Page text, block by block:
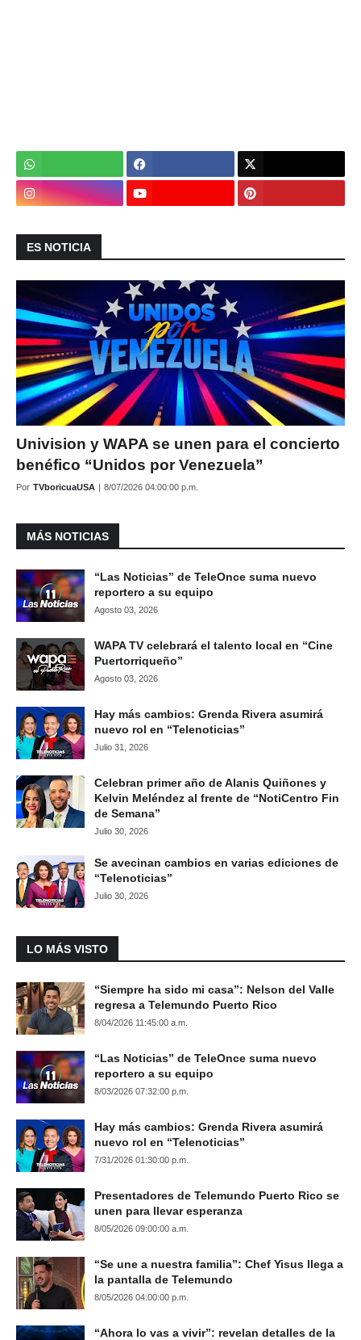
ES NOTICIA
Univision y WAPA se unen para el concierto
benéfico “Unidos por Venezuela”
Por TVboricuaUSA | 8/07/2026 04:00:00 p.m.
MÁS NOTICIAS
“Las Noticias” de TeleOnce suma nuevo
reportero a su equipo
Agosto 03, 2026
WAPA TV celebrará el talento local en “Cine
Puertorriqueño”
Agosto 03, 2026
Hay más cambios: Grenda Rivera asumirá
nuevo rol en “Telenoticias”
Julio 31, 2026
Celebran primer año de Alanis Quiñones y
Kelvin Meléndez al frente de “NotiCentro Fin
de Semana”
Julio 30, 2026
Se avecinan cambios en varias ediciones de
“Telenoticias”
Julio 30, 2026
LO MÁS VISTO
“Siempre ha sido mi casa”: Nelson del Valle
regresa a Telemundo Puerto Rico
8/04/2026 11:45:00 a.m.
“Las Noticias” de TeleOnce suma nuevo
reportero a su equipo
8/03/2026 07:32:00 p.m.
Hay más cambios: Grenda Rivera asumirá
nuevo rol en “Telenoticias”
7/31/2026 01:30:00 p.m.
Presentadores de Telemundo Puerto Rico se
unen para llevar esperanza
8/05/2026 09:00:00 a.m.
“Se une a nuestra familia”: Chef Yisus llega a
la pantalla de Telemundo
8/05/2026 04:00:00 p.m.
“Ahora lo vas a vivir”: revelan detalles de la